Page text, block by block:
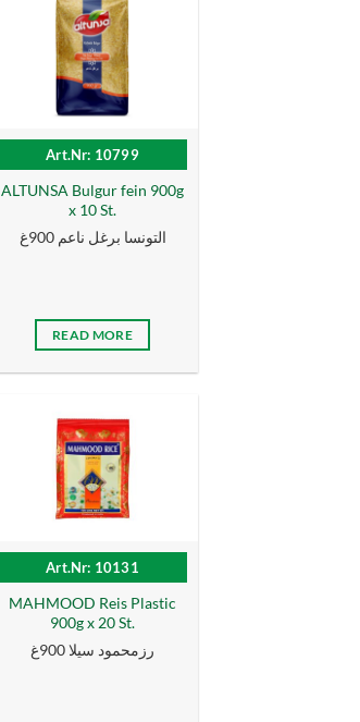
Art.Nr: 10799
ALTUNSA Bulgur fein 900g
x 10 St.
التونسا برغل ناعم 900غ
READ MORE
Art.Nr: 10131
MAHMOOD Reis Plastic
900g x 20 St.
رزمحمود سيلا 900غ